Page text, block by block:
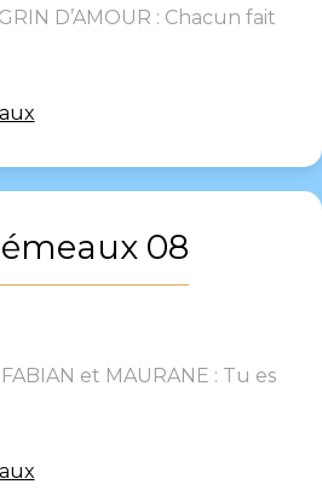
D’AMOUR : Chacun fait
08
et MAURANE : Tu es